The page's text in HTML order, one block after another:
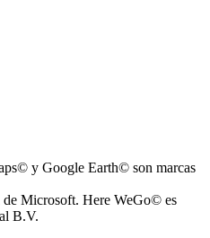
de los Viñedos
y Google Earth© son marcas
Microsoft. Here WeGo© es
B.V.